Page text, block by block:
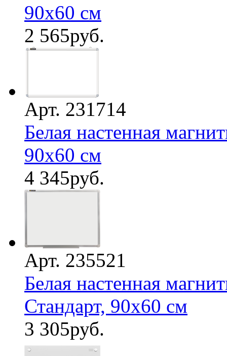
90х60 см
2 565руб.
Арт. 231714
Белая настенная
90х60 см
4 345руб.
Арт. 235521
Белая настенная
Стандарт, 90х60 см
3 305руб.